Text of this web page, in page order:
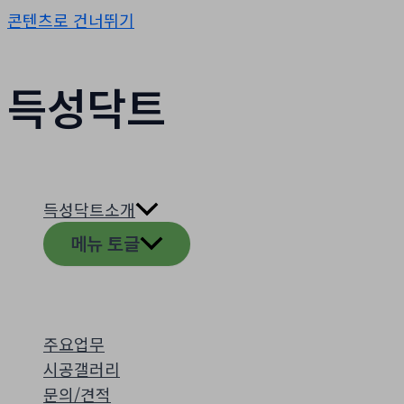
콘텐츠로 건너뛰기
득성닥트
득성닥트소개
메뉴 토글
주요업무
시공갤러리
문의/견적